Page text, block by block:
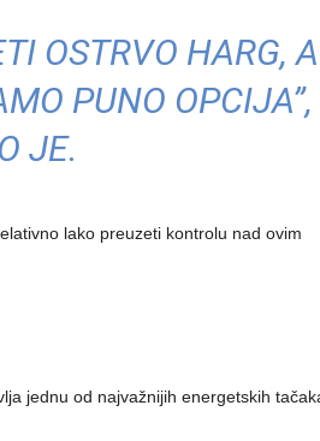
OSTRVO HARG, A
PUNO OPCIJA”,
JE.
lako preuzeti kontrolu nad ovim
jednu od najvažnijih energetskih